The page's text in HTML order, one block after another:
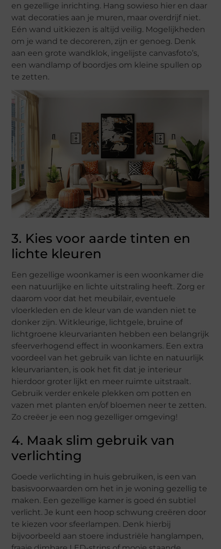
en gezellige inrichting. Hang sowieso hier en daar
wat decoraties aan je muren, maar overdrijf niet.
Eén wand uitkiezen is altijd veilig. Mogelijkheden
om je wand te decoreren, zijn er genoeg. Denk
aan een grote wandklok, ingelijste canvasfoto’s,
een wandlamp of boordjes om kleine spullen op
te zetten.
3. Kies voor aarde tinten en
lichte kleuren
Een gezellige woonkamer is een woonkamer die
een natuurlijke en lichte uitstraling heeft. Zorg er
daarom voor dat het meubilair, eventuele
vloerkleden en de kleur van de wanden niet te
donker zijn. Witkleurige, lichtgele, bruine of
lichtgroene kleurvarianten hebben een belangrijk
sfeerverhogend effect in woonkamers. Een extra
voordeel van het gebruik van lichte en natuurlijk
kleurvarianten, is ook het fit dat je interieur
hierdoor groter lijkt en meer ruimte uitstraalt.
Gebruik verder enkele plekken om potten en
vazen met planten en/of bloemen neer te zetten.
Zo creëer je een nog gezelliger omgeving!
4. Maak slim gebruik van
verlichting
Goede verlichting in huis gebruiken, is een van
basisvoorwaarden om het in je woning gezellig te
maken. Een gezellige kamer is goed én subtiel
verlicht. Je kunt een hoop schwung creëren door
te kiezen voor sfeerlampen. Denk hierbij
bijvoorbeeld aan stoere industriële hanglampen,